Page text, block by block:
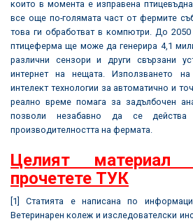
които в момента е изправена
все още по-голямата част от фермите
това ги обработват в компютри. До
птицеферма ще може да генерира 4,1
различни сензори и други свързани
интернет на нещата. Използването
интелект технологии за автоматично и
реално време помага за задълбочен
позволи незабавно да се действа
производителността на фермата.
Целият
прочетете ТУК
[1]
Статията е написана по
Ветеринарен колеж и изследователски